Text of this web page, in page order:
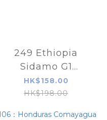
249 Ethiopia
Sidamo G1
Anaerobic ｜衣索比亞
西達摩 G1 日曬厭氧
HK$158.00
HK$198.00